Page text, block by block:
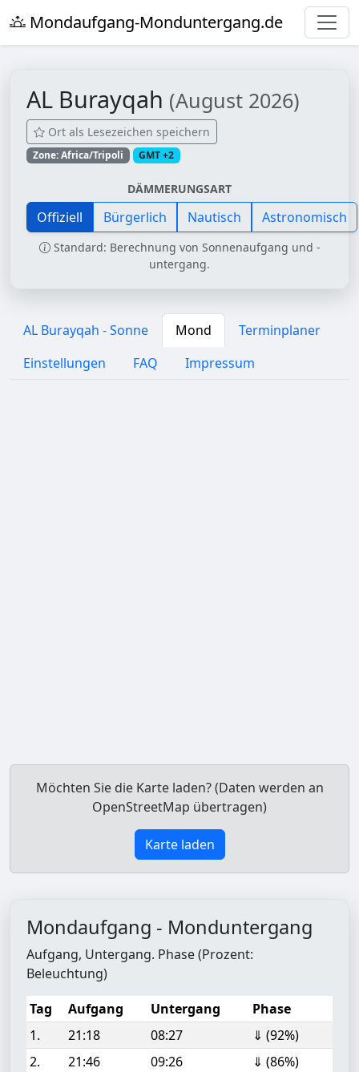
Mondaufgang-Monduntergang.de
AL Burayqah (August 2026)
Ort als Lesezeichen speichern
Zone: Africa/Tripoli GMT +2
DÄMMERUNGSART
Offiziell Bürgerlich Nautisch Astronomisch
Standard: Berechnung von Sonnenaufgang und -
untergang.
AL Burayqah - Sonne Mond
Terminplaner
Einstellungen
FAQ Impressum
Möchten Sie die Karte laden? (Daten werden an
OpenStreetMap übertragen)
Karte laden
Mondaufgang - Monduntergang
Aufgang, Untergang. Phase (Prozent:
Beleuchtung)
Tag
Aufgang Untergang
Phase
1.
21:18 08:27
⇓ (92%)
2.
21:46 09:26
⇓ (86%)